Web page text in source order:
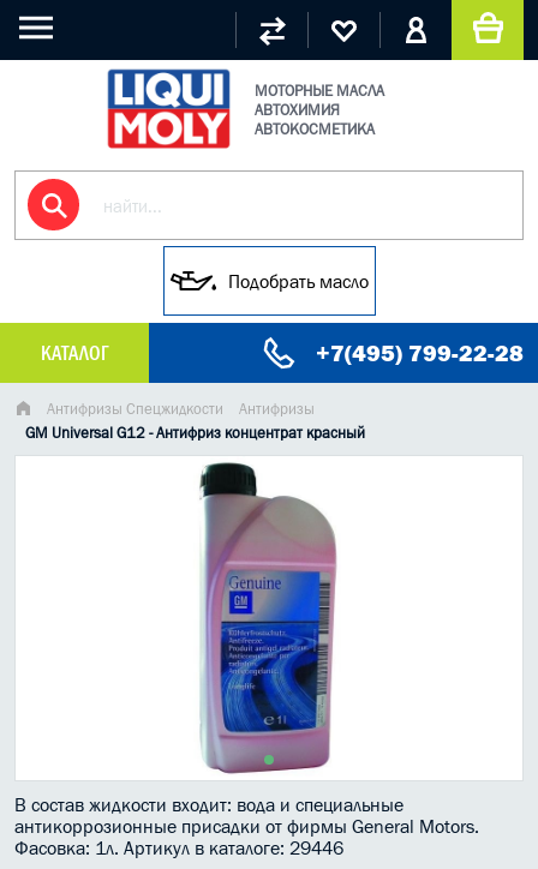
МОТОРНЫЕ МАСЛА
АВТОХИМИЯ
АВТОКОСМЕТИКА
Подобрать масло
КАТАЛОГ +7(495) 799-22-28
МАСЛО МОТОРНОЕ
ГРУЗОВЫЕ МАСЛА
ГИДРАВЛИЧЕСКИЕ МАСЛА
АНТИФРИЗЫ СПЕЦЖИДКОСТИ
ПРИСАДКИ АВТОХИМИЯ
Антифризы Спецжидкости
Антифризы
GM Universal G12 - Антифриз концентрат красный
В состав жидкости входит: вода и специальные
антикоррозионные присадки от фирмы General Motors.
Фасовка: 1л. Артикул в каталоге: 29446